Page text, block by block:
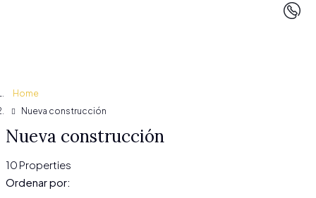
Home
Nueva construcción
Nueva construcción
10 Properties
Ordenar por: